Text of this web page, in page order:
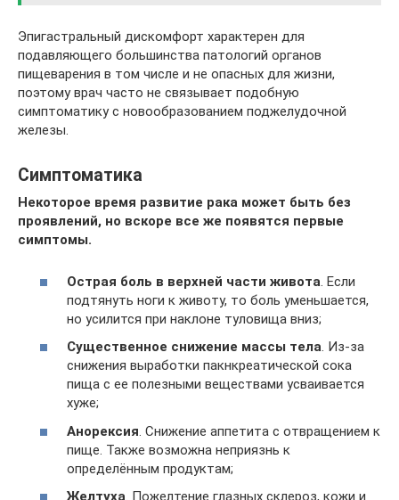
Эпигастральный дискомфорт характерен для
подавляющего большинства патологий органов
пищеварения в том числе и не опасных для жизни,
поэтому врач часто не связывает подобную
симптоматику с новообразованием поджелудочной
железы.
Симптоматика
Некоторое время развитие рака может быть без
проявлений, но вскоре все же появятся первые
симптомы.
Острая боль в верхней части живота . Если
подтянуть ноги к животу, то боль уменьшается,
но усилится при наклоне туловища вниз;
Существенное снижение массы тела. Из-за
снижения выработки пакнкреатической сока
пища с ее полезными веществами усваивается
хуже;
Анорексия . Снижение аппетита с отвращением к
пище. Также возможна неприязнь к
определённым продуктам;
Желтуха. Пожелтение глазных склероз, кожи и